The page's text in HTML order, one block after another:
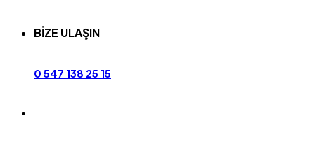
BİZE ULAŞIN
0 547 138 25 15